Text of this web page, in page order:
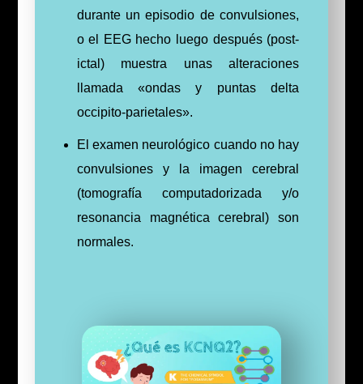
durante un episodio de convulsiones,
o el EEG hecho luego después (post-
ictal) muestra unas alteraciones
llamada «ondas y puntas delta
occipito-parietales».
El examen neurológico cuando no hay
convulsiones y la imagen cerebral
(tomografía computadorizada y/o
resonancia magnética cerebral) son
normales.